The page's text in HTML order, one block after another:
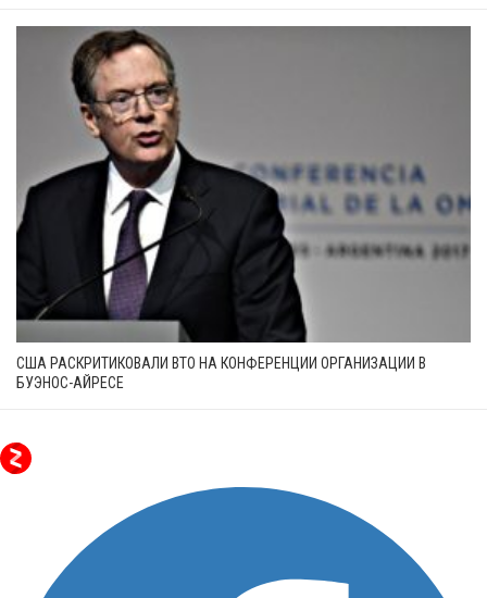
США РАСКРИТИКОВАЛИ ВТО НА КОНФЕРЕНЦИИ ОРГАНИЗАЦИИ В
БУЭНОС-АЙРЕСЕ